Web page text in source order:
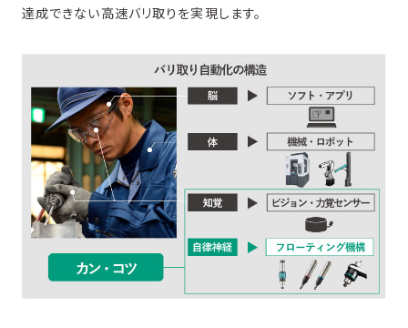
達成できない高速バリ取りを実現します。